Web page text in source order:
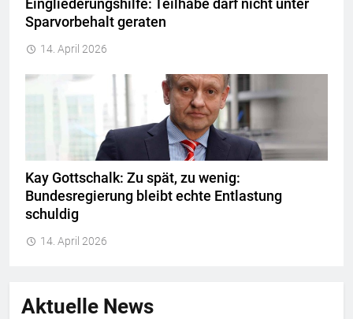
Eingliederungshilfe: Teilhabe darf nicht unter
Sparvorbehalt geraten
14. April 2026
Kay Gottschalk: Zu spät, zu wenig:
Bundesregierung bleibt echte Entlastung
schuldig
14. April 2026
Aktuelle News